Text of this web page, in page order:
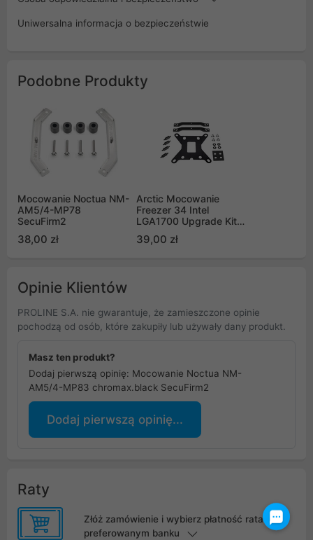
Uniwersalna informacja o bezpieczeństwie
Podobne Produkty
Mocowanie Noctua NM-
AM5/4-MP78
SecuFirm2
38,00 zł
Arctic Mocowanie
Freezer 34 Intel
LGA1700 Upgrade Kit
39,00 zł
Opinie Klientów
PROLINE S.A. nie gwarantuje, że zamieszczone opinie
pochodzą od osób, które zakupiły lub używały dany produkt.
Masz ten produkt?
Dodaj pierwszą opinię: Mocowanie Noctua NM-
AM5/4-MP83 chromax.black SecuFirm2
Dodaj pierwszą opinię...
Raty
Złóż zamówienie i wybierz płatność ratalną w
preferowanym banku